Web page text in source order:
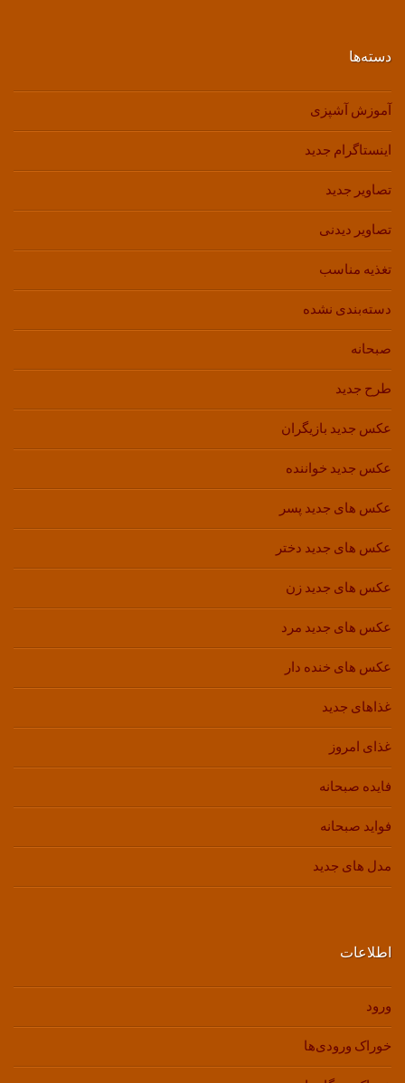
دسته‌ها
آموزش آشپزی
اینستاگرام جدید
تصاویر جدید
تصاویر دیدنی
تغذیه مناسب
دسته‌بندی نشده
صبحانه
طرح جدید
عکس جدید بازیگران
عکس جدید خواننده
عکس های جدید پسر
عکس های جدید دختر
عکس های جدید زن
عکس های جدید مرد
عکس های خنده دار
غذاهای جدید
غذای امروز
فایده صبحانه
فواید صبحانه
مدل های جدید
اطلاعات
ورود
خوراک ورودی‌ها